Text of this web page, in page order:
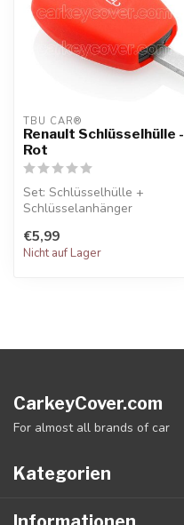
TBU CAR®
Renault Schlüsselhülle -
Rot
Set: Schlüsselhülle +
Schlüsselanhänger
€5,99
Nicht auf Lager
CarkeyCover.com
For almost all brands of car
Kategorien